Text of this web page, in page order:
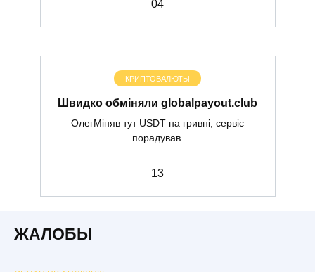
04
КРИПТОВАЛЮТЫ
Швидко обміняли globalpayout.club
ОлегМіняв тут USDT на гривні, сервіс
порадував.
13
ЖАЛОБЫ